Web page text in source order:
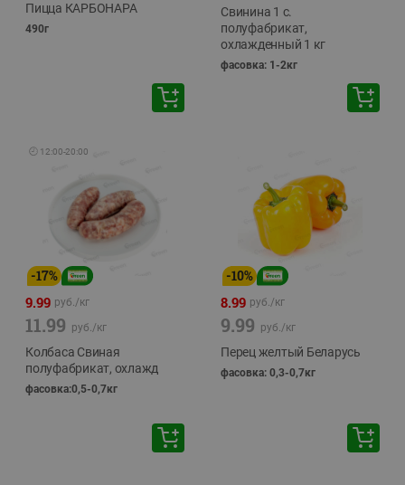
Пицца КАРБОНАРА
490г
Свинина 1 с.
полуфабрикат,
охлажденный 1 кг
фасовка: 1-2кг
🕘 12:00-20:00
-17%
9.99 руб./кг
11.99 руб./кг
Колбаса Свиная
полуфабрикат, охлажд
фасовка:0,5-0,7кг
-10%
8.99 руб./кг
9.99 руб./кг
Перец желтый Беларусь
фасовка: 0,3-0,7кг